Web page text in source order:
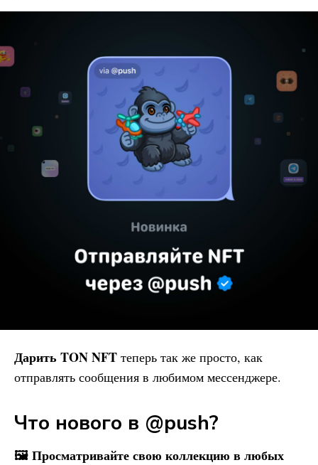
Дарить TON NFT теперь так же просто, как
отправлять сообщения в любимом мессенджере.
Что нового в @push?
🖼 Просматривайте свою коллекцию в любых